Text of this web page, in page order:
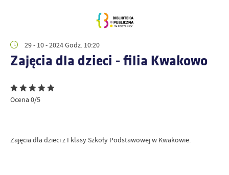
29 - 10 - 2024 Godz. 10:20
Zajęcia dla dzieci - filia Kwakowo
Ocena 0/5
Zajęcia dla dzieci z I klasy Szkoły Podstawowej w Kwakowie.